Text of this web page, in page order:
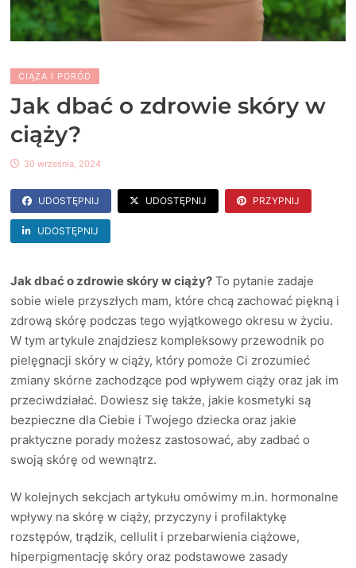
CIĄŻA I PORÓD
Jak dbać o zdrowie skóry w
ciąży?
30 września, 2024
UDOSTĘPNIJ UDOSTĘPNIJ PRZYPNIJ
UDOSTĘPNIJ
Jak dbać o zdrowie skóry w ciąży? To pytanie zadaje
sobie wiele przyszłych mam, które chcą zachować piękną i
zdrową skórę podczas tego wyjątkowego okresu w życiu.
W tym artykule znajdziesz kompleksowy przewodnik po
pielęgnacji skóry w ciąży, który pomoże Ci zrozumieć
zmiany skórne zachodzące pod wpływem ciąży oraz jak im
przeciwdziałać. Dowiesz się także, jakie kosmetyki są
bezpieczne dla Ciebie i Twojego dziecka oraz jakie
praktyczne porady możesz zastosować, aby zadbać o
swoją skórę od wewnątrz.
W kolejnych sekcjach artykułu omówimy m.in. hormonalne
wpływy na skórę w ciąży, przyczyny i profilaktykę
rozstępów, trądzik, cellulit i przebarwienia ciążowe,
hiperpigmentację skóry oraz podstawowe zasady